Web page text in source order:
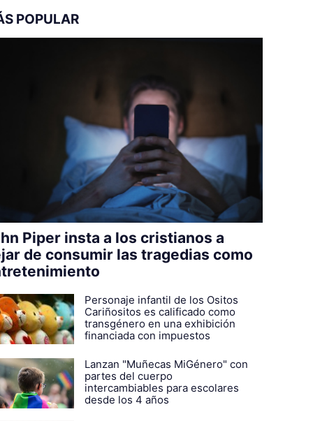
POPULAR
Piper insta a los cristianos a
de consumir las tragedias como
Personaje infantil de los Ositos
Cariñositos es calificado como
transgénero en una exhibición
financiada con impuestos
Lanzan "Muñecas MiGénero" con
partes del cuerpo
intercambiables para escolares
desde los 4 años